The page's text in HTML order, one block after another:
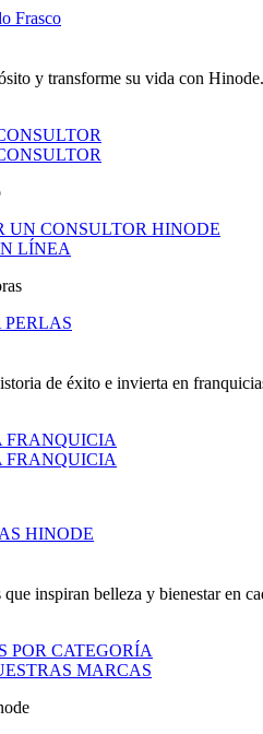
Frasco
y transforme su vida con Hinode.
UN CONSULTOR HINODE
LÍNEA
de éxito e invierta en
FRANQUICIA
FRANQUICIA
HINODE
que inspiran belleza y bienestar en
POR CATEGORÍA
MARCAS